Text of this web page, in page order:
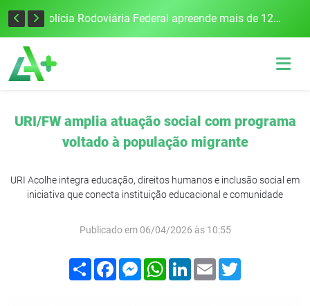
Tecnologia inovadora desenvolvida na UFSM/FW utiliza drones e IA para monitorar a qualidade da água Polícia Rodoviária Federal apreende mais de 120 quilos de maconha na BR-386, em Frederico Westphalen
URI/FW amplia atuação social com programa
voltado à população migrante
URI Acolhe integra educação, direitos humanos e inclusão social em
iniciativa que conecta instituição educacional e comunidade
Publicado em 06/04/2026 às 10:55
Compartilhar
FacebookMessenger
WhatsApp
LinkedIn
Email